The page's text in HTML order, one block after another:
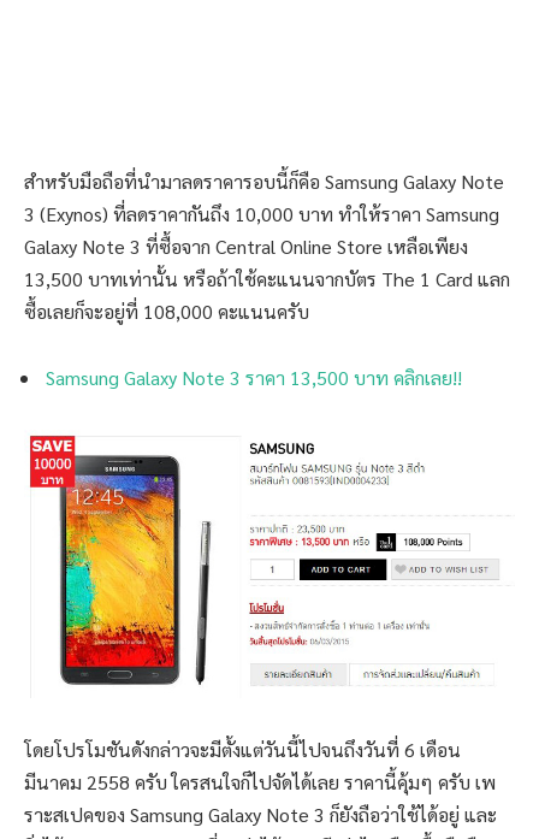
สำหรับมือถือที่นำมาลดราคารอบนี้ก็คือ Samsung Galaxy Note
3 (Exynos) ที่ลดราคากันถึง 10,000 บาท ทำให้ราคา Samsung
Galaxy Note 3 ที่ซื้อจาก Central Online Store เหลือเพียง
13,500 บาทเท่านั้น หรือถ้าใช้คะแนนจากบัตร The 1 Card แลก
ซื้อเลยก็จะอยู่ที่ 108,000 คะแนนครับ
Samsung Galaxy Note 3 ราคา 13,500 บาท คลิกเลย!!
โดยโปรโมชันดังกล่าวจะมีตั้งแต่วันนี้ไปจนถึงวันที่ 6 เดือน
มีนาคม 2558 ครับ ใครสนใจก็ไปจัดได้เลย ราคานี้คุ้มๆ ครับ เพ
ราะสเปคของ Samsung Galaxy Note 3 ก็ยังถือว่าใช้ได้อยู่ และ